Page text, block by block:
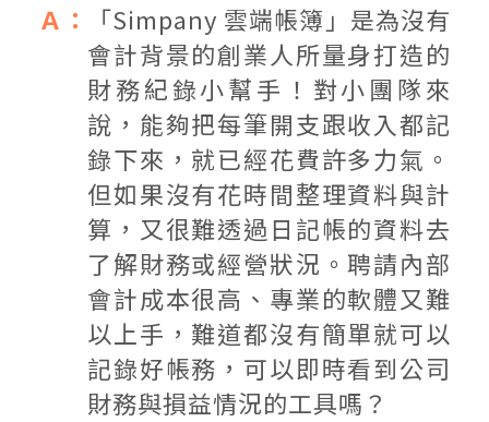
「Simpany 雲端帳簿」是為沒有
會計背景的創業人所量身打造的
財務紀錄小幫手！對小團隊來
說，能夠把每筆開支跟收入都記
錄下來，就已經花費許多力氣。
但如果沒有花時間整理資料與計
算，又很難透過日記帳的資料去
了解財務或經營狀況。聘請內部
會計成本很高、專業的軟體又難
以上手，難道都沒有簡單就可以
記錄好帳務，可以即時看到公司
財務與損益情況的工具嗎？